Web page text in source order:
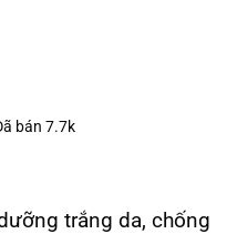
bán 7.7k
trắng da, chống